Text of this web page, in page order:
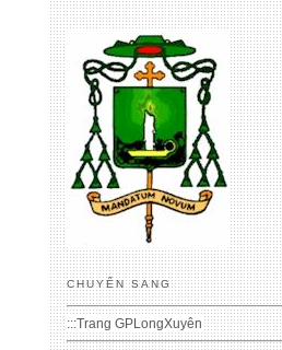
CHUYỂN SANG
:::Trang GPLongXuyên